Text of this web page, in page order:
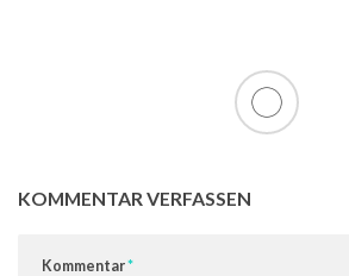
KOMMENTAR VERFASSEN
Kommentar*